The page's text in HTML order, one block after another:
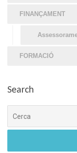
FINANÇAMENT
FORMACIÓ
Search